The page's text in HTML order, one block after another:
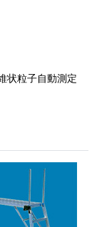
状粒子自動測定